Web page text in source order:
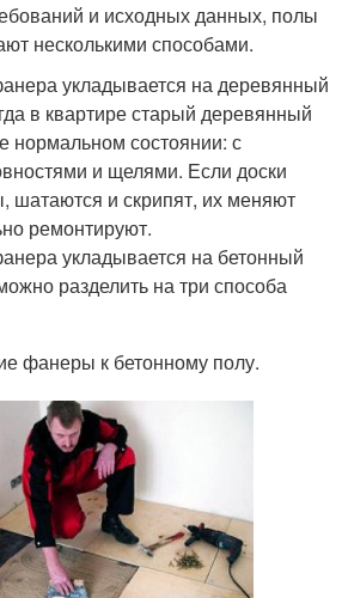
и исходных данных, полы
несколькими способами.
укладывается на деревянный
в квартире старый деревянный
нормальном состоянии: с
и щелями. Если доски
шатаются и скрипят, их меняют
ремонтируют.
укладывается на бетонный
разделить на три способа
фанеры к бетонному полу.